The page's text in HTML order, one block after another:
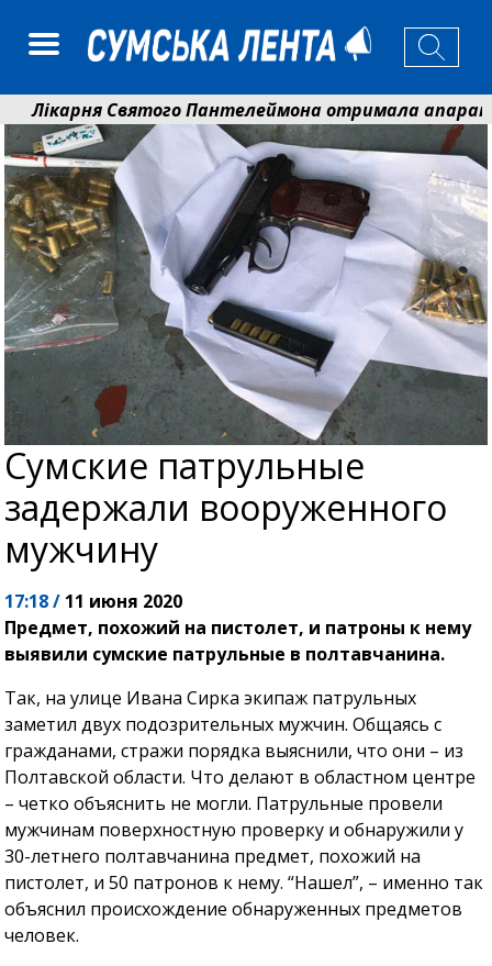
Святого Пантелеймона отримала апарат
Кобзар вручив родинам 20 полеглих Героїв
Сумские патрульные
задержали вооруженного
мужчину
17:18 / 11 июня 2020
Предмет, похожий на пистолет, и патроны к нему
выявили сумские патрульные в полтавчанина.
Так, на улице Ивана Сирка экипаж патрульных
заметил двух подозрительных мужчин. Общаясь с
гражданами, стражи порядка выяснили, что они – из
Полтавской области. Что делают в областном центре
– четко объяснить не могли. Патрульные провели
мужчинам поверхностную проверку и обнаружили у
30-летнего полтавчанина предмет, похожий на
пистолет, и 50 патронов к нему. “Нашел”, – именно так
объяснил происхождение обнаруженных предметов
человек.